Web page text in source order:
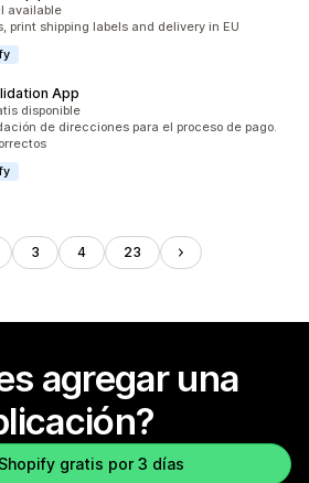
available
print shipping labels and delivery in EU
App
disponible
de direcciones para el proceso de pago.
3 4 23
agregar una
gratis por 3 días